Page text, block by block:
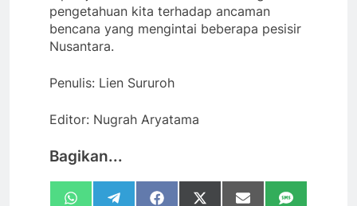
pengetahuan kita terhadap ancaman
bencana yang mengintai beberapa pesisir
Nusantara.
Penulis: Lien Sururoh
Editor: Nugrah Aryatama
Bagikan...